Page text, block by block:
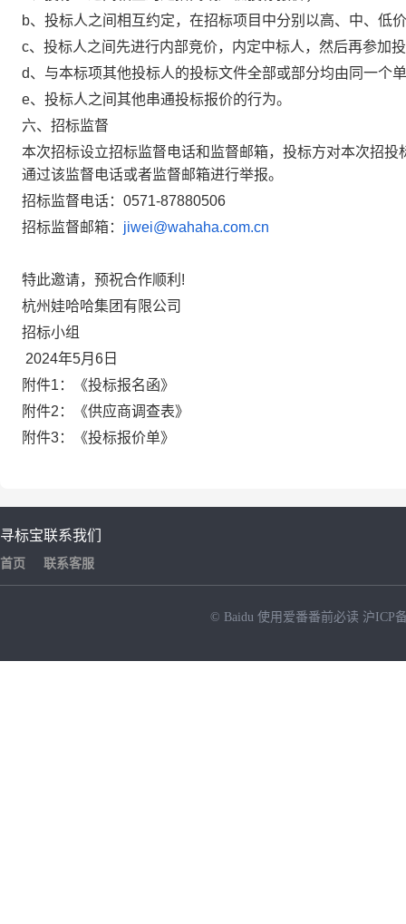
b、投标人之间相互约定，在招标项目中分别以高、中、低
c、投标人之间先进行内部竞价，内定中标人，然后再参加
d、与本标项其他投标人的投标文件全部或部分均由同一个
e、投标人之间其他串通投标报价的行为。
六、招标监督
本次招标设立招标监督电话和监督邮箱，投标方对本次招
通过该监督电话或者监督邮箱进行举报。
招标监督电话： 0571-87880506
招标监督邮箱： jiwei@wahaha.com.cn
特此邀请，预祝合作顺利 !
杭州娃哈哈集团有限公司
招标小组
2024年5月 6 日
附件1 ：《投标报名函》
附件2 ：《供应商调查表》
附件3：《投标报价单》
寻标宝
首页
联系我们
联系客服
© Baidu 使用爱番番前必读 沪ICP